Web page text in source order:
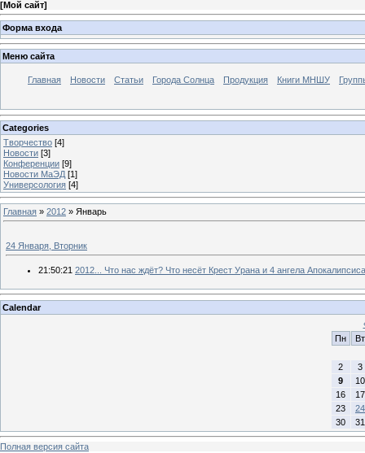
[Мой сайт]
Форма входа
Меню сайта
Главная Новости Статьи Города Солнца Продукция Книги МНШУ
Categories
Творчество [4]
Новости [3]
Конференции [9]
Новости МаЭД [1]
Универсология [4]
Главная » 2012 » Январь
24 Января, Вторник
21:50:21 2012... Что нас ждёт? Что несёт Крест Урана и 4 ангела
Calendar
Пн
Вт
2
3
9
10
16
17
23
24
30
31
Полная версия сайта